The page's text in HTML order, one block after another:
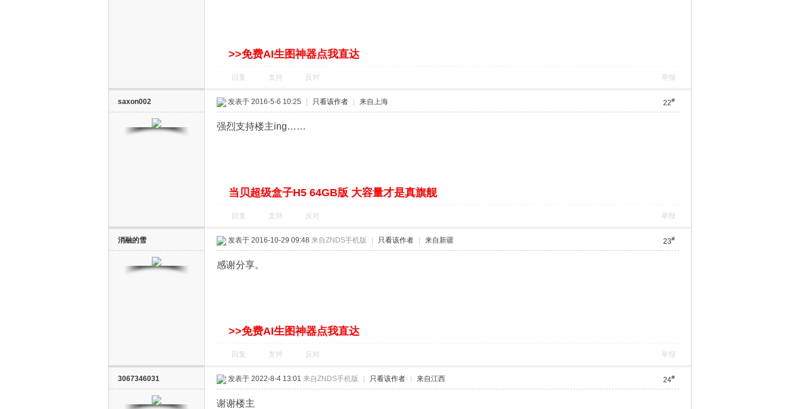
>>免费AI生图神器点我直达
回复 支持 反对 举报
saxon002 22#
发表于 2016-5-6 10:25 只看该作者 来自上海
强烈支持楼主ing……
当贝超级盒子H5 64GB版 大容量才是真旗舰
回复 支持 反对 举报
消融的雪 23#
发表于 2016-10-29 09:48 来自ZNDS手机版 只看该作者 来自新疆
感谢分享。
>>免费AI生图神器点我直达
回复 支持 反对 举报
3067346031 24#
发表于 2022-8-4 13:01 来自ZNDS手机版 只看该作者 来自江西
谢谢楼主